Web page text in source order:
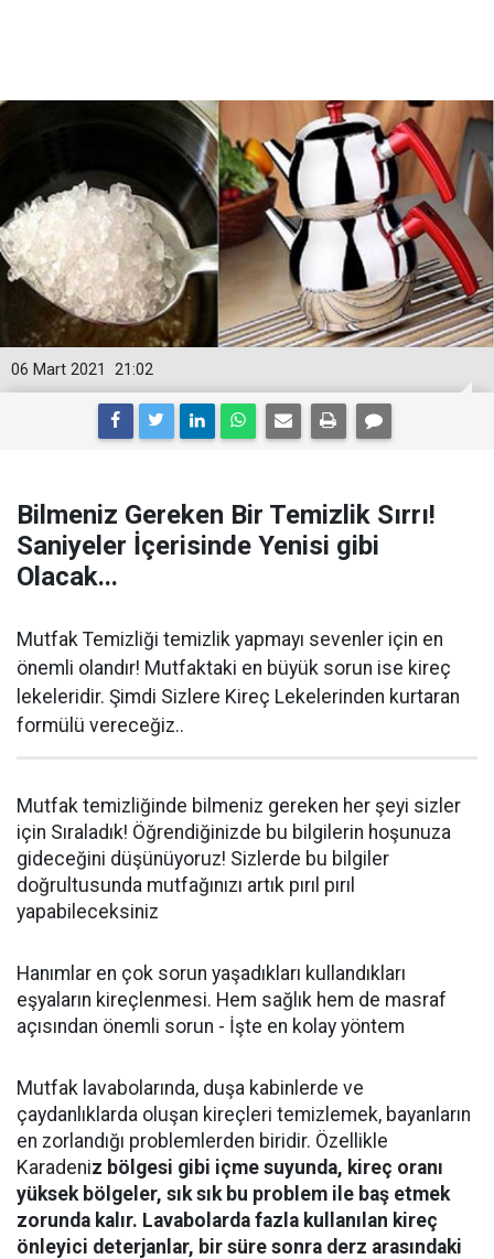
21:02
06 Mart 2021
Bilmeniz Gereken Bir Temizlik Sırrı!
Saniyeler İçerisinde Yenisi gibi
Olacak...
Mutfak Temizliği temizlik yapmayı sevenler için en
önemli olandır! Mutfaktaki en büyük sorun ise kireç
lekeleridir. Şimdi Sizlere Kireç Lekelerinden kurtaran
formülü vereceğiz..
Mutfak temizliğinde bilmeniz gereken her şeyi sizler
için Sıraladık! Öğrendiğinizde bu bilgilerin hoşunuza
gideceğini düşünüyoruz! Sizlerde bu bilgiler
doğrultusunda mutfağınızı artık pırıl pırıl
yapabileceksiniz
Hanımlar en çok sorun yaşadıkları kullandıkları
eşyaların kireçlenmesi. Hem sağlık hem de masraf
açısından önemli sorun - İşte en kolay yöntem
Mutfak lavabolarında, duşa kabinlerde ve
çaydanlıklarda oluşan kireçleri temizlemek, bayanların
en zorlandığı problemlerden biridir. Özellikle
Karadeniz bölgesi gibi içme suyunda, kireç oranı
yüksek bölgeler, sık sık bu problem ile baş etmek
zorunda kalır. Lavabolarda fazla kullanılan kireç
önleyici deterjanlar, bir süre sonra derz arasındaki